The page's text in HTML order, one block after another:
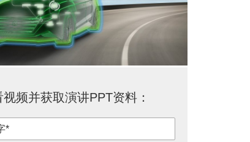
视频并获取演讲PPT资料：